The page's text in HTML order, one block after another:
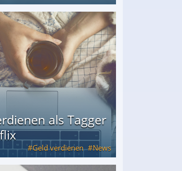
als Tagger
Geld verdienen News